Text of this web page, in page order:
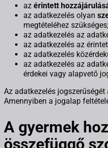
az érintett
az adatkezelés olyan
megtételéhez szükséges;
az adatkezelés az
az adatkezelés az
az adatkezelés
az adatkezelés az
érdekei vagy alapvető
Az adatkezelés
Amennyiben a jogalap
A gyermek
összefüggő